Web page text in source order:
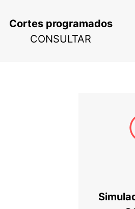
Cortes programados
CONSULTAR